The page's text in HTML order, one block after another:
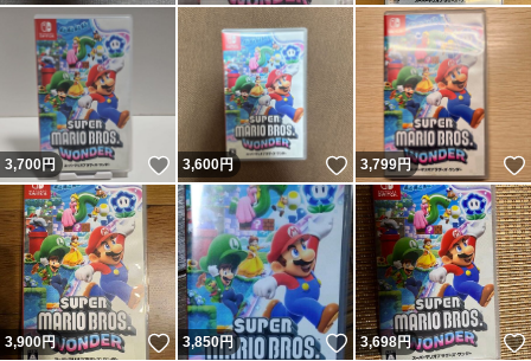
3,700円 いいね！
3,600円 いいね！
3,799円
3,900円 いいね！
3,850円 いいね！
3,698円